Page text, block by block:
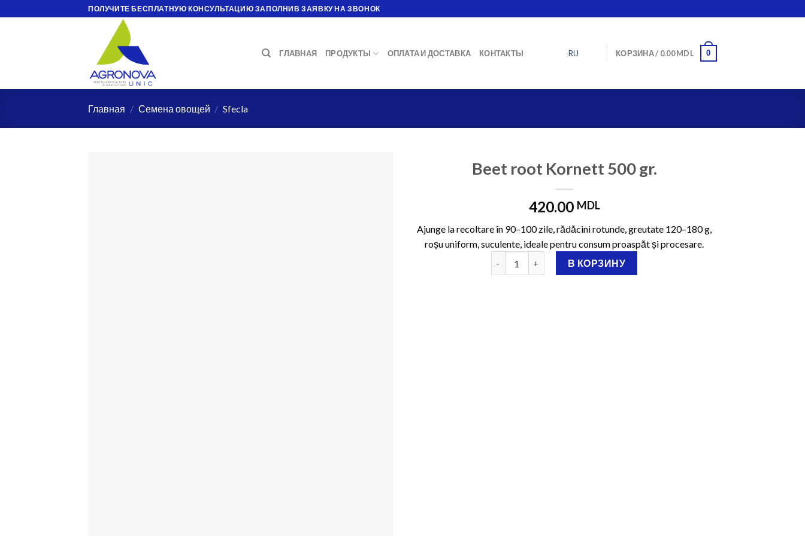
ПОЛУЧИТЕ БЕСПЛАТНУЮ КОНСУЛЬТАЦИЮ ЗАПОЛНИВ ЗАЯВКУ НА ЗВОНОК
ГЛАВНАЯ ПРОДУКТЫ ОПЛАТА И ДОСТАВКА КОНТАКТЫ RU КОРЗИНА / 0.00MDL 0
Главная / Семена овощей / Sfecla
Beet root Kornett 500 gr.
420.00 MDL
Ajunge la recoltare în 90–100 zile, rădăcini rotunde, greutate 120–180 g,
roșu uniform, suculente, ideale pentru consum proaspăt și procesare.
Количество Beet root Kornett 500 gr.
В КОРЗИНУ